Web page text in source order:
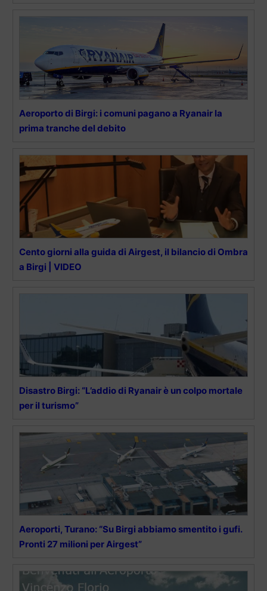
Aeroporto di Birgi: i comuni pagano a Ryanair la
prima tranche del debito
Cento giorni alla guida di Airgest, il bilancio di Ombra
a Birgi | VIDEO
Disastro Birgi: “L’addio di Ryanair è un colpo mortale
per il turismo”
Aeroporti, Turano: “Su Birgi abbiamo smentito i gufi.
Pronti 27 milioni per Airgest”